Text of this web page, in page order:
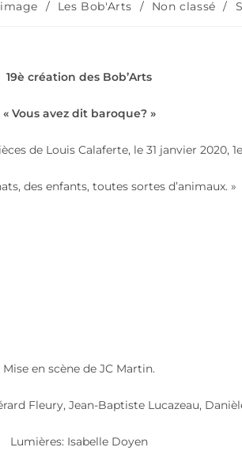
/ Les Bob'Arts / Non classé /
19è création des Bob’Arts
« Vous avez dit baroque? »
de Louis Calaferte, le 31 janvier 2020,
des enfants, toutes sortes d’animaux. »
Mise en scène de JC Martin.
Fleury, Jean-Baptiste Lucazeau,
Lumières: Isabelle Doyen